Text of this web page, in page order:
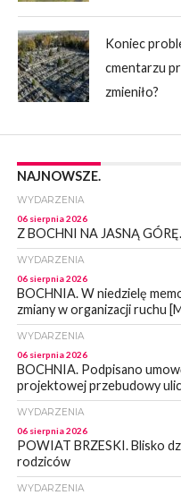
Koniec
cmentarzu
zmieniło?
NAJNOWSZE.
WYDARZENIA
06 sierpnia 2026
Z BOCHNI NA JASNĄ
WYDARZENIA
06 sierpnia 2026
BOCHNIA. W niedzielę
zmiany w organizacji ruchu
WYDARZENIA
06 sierpnia 2026
BOCHNIA. Podpisano
projektowej przebudowy
WYDARZENIA
06 sierpnia 2026
POWIAT BRZESKI. Blisko
rodziców
WYDARZENIA